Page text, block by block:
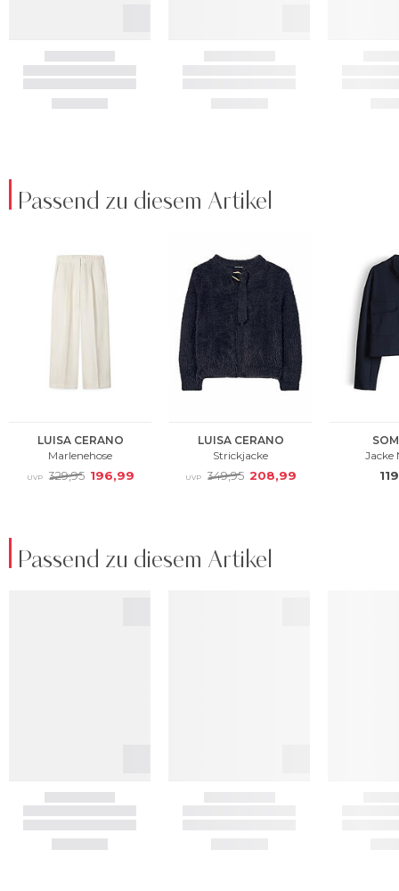
Passend zu diesem Artikel
Passend zu diesem Artikel